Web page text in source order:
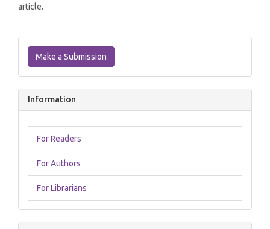
article.
a
Submission
Make a Submission
Information
For Readers
For Authors
For Librarians